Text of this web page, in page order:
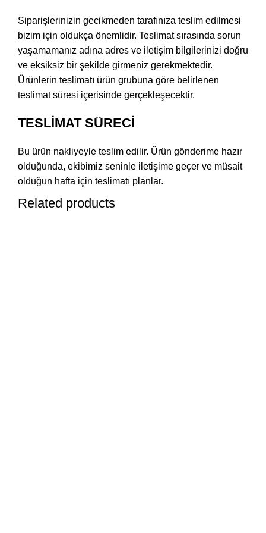
Siparişlerinizin gecikmeden tarafınıza teslim edilmesi
bizim için oldukça önemlidir. Teslimat sırasında sorun
yaşamamanız adına adres ve iletişim bilgilerinizi doğru
ve eksiksiz bir şekilde girmeniz gerekmektedir.
Ürünlerin teslimatı ürün grubuna göre belirlenen
teslimat süresi içerisinde gerçekleşecektir.
TESLİMAT SÜRECİ
Bu ürün nakliyeyle teslim edilir. Ürün gönderime hazır
olduğunda, ekibimiz seninle iletişime geçer ve müsait
olduğun hafta için teslimatı planlar.
Related products